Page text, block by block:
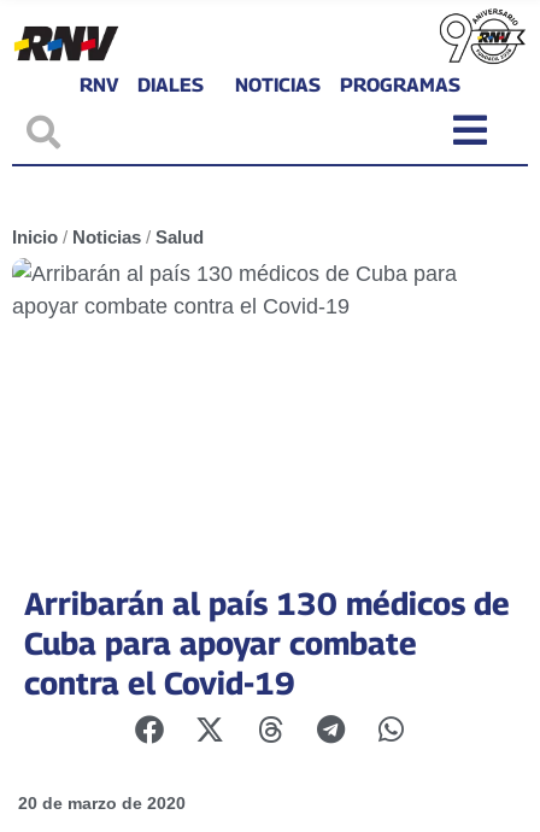
RNV DIALES NOTICIAS PROGRAMAS
Inicio / Noticias / Salud
Arribarán al país 130 médicos de
Cuba para apoyar combate
contra el Covid-19
20 de marzo de 2020